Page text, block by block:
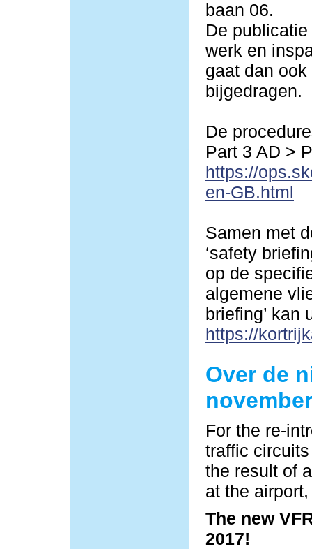
baan 06.
De
werk en
gaat dan
bijgedragen.
De
Part 3 AD >
https://
en-GB.html
Samen met
‘safety
op de
algemene
briefing’ kan
https://
Over de
For the re-
traffic
the result of
at the
The new
2017!